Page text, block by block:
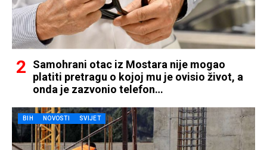
Samohrani otac iz Mostara nije mogao
platiti pretragu o kojoj mu je ovisio život, a
onda je zazvonio telefon…
BIH NOVOSTI SVIJET